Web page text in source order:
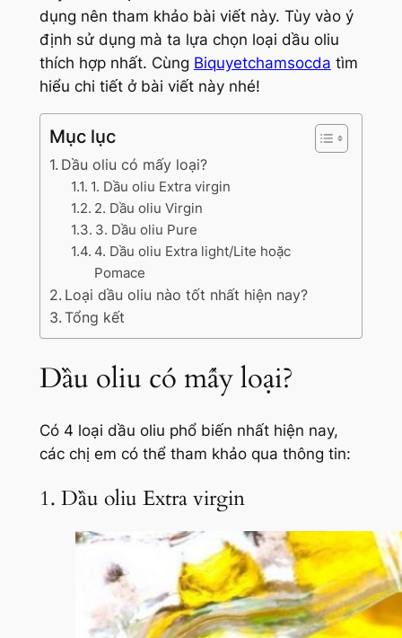
dụng nên tham khảo bài viết này. Tùy vào ý
định sử dụng mà ta lựa chọn loại dầu oliu
thích hợp nhất. Cùng Biquyetchamsocda tìm
hiểu chi tiết ở bài viết này nhé!
Mục lục
Dầu oliu có mấy loại?
1. Dầu oliu Extra virgin
2. Dầu oliu Virgin
3. Dầu oliu Pure
4. Dầu oliu Extra light/Lite hoặc
Pomace
Loại dầu oliu nào tốt nhất hiện nay?
Tổng kết
Dầu oliu có mấy loại?
Có 4 loại dầu oliu phổ biến nhất hiện nay,
các chị em có thể tham khảo qua thông tin:
1. Dầu oliu Extra virgin